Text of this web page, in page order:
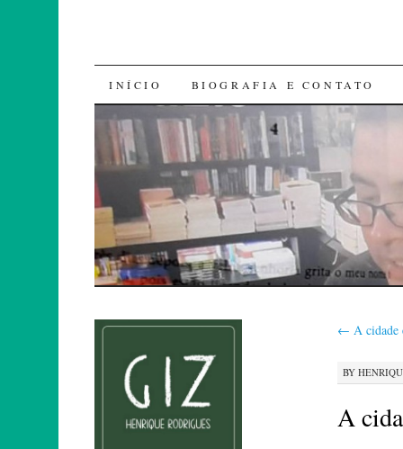
SKIP
TO
CONTENT
INÍCIO BIOGRAFIA E CONTATO
← A cidade
BY
A